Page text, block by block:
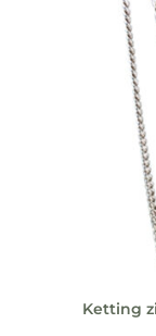
Ketting